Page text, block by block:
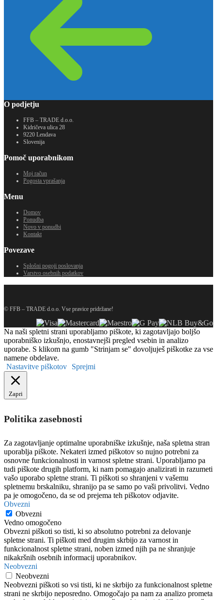
O podjetju
FFB – TRADE d.o.o.
Kidričeva ulica 28
9220 Lendava
Slovenija
Pomoč uporabnikom
Moj račun
Pogosta vprašanja
Menu
Domov
Ponudba
Novo v ponudbi
Kontakt
Povezave
Splošni pogoji poslovanja
Varstvo osebnih podatkov
© FFB – TRADE d.o.o. Vse pravice pridržane!
Na naši spletni strani uporabljamo piškote, ki zagotavljajo boljšo
uporabniško izkušnjo, enostavnejši pregled vsebin in analizo
uporabe. S klikom na gumb "Strinjam se" dovoljuješ piškotke za vse
namene obdelave.
Nastavitve piškotov
Sprejmi
Zapri
Politika zasebnosti
Za zagotavljanje optimalne uporabniške izkušnje, naša spletna stran
uporablja piškote. Nekateri izmed piškotov so nujno potrebni za
osnovne funkcionalnosti in varnost spletne strani. Uporabljamo pa
tudi piškote drugih platform, ki nam pomagajo analizirati in razumeti
vašo uporabo spletne strani. Ti piškoti so shranjeni v vašemu
spletnemu brskalniku, shranijo pa se samo po vaši privolitvi. Vedno
pa je omogočeno, da se od prejema teh piškotov odjavite.
Obvezni
Obvezni
Vedno omogočeno
Obvezni piškoti so tisti, ki so absolutno potrebni za delovanje
spletne strani. Ti piškoti med drugim skrbijo za varnost in
funkcionalnost spletne strani, noben izmed njih pa ne shranjuje
nikakršnih osebnih informacij uporabnikov.
Neobvezni
Neobvezni
Neobvezni piškoti so vsi tisti, ki ne skrbijo za funkcionalnost spletne
strani ne skrbijo neposredno. Omogočajo pa nam za analizo prometa